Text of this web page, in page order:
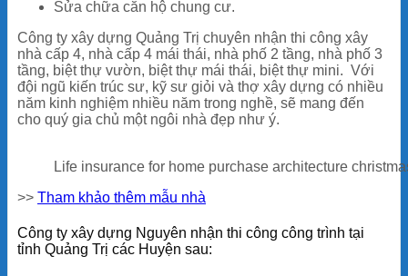
Sửa chữa căn hộ chung cư.
Công ty xây dựng Quảng Trị chuyên nhận thi công xây
nhà cấp 4, nhà cấp 4 mái thái, nhà phố 2 tầng, nhà phố 3
tầng, biệt thự vườn, biệt thự mái thái, biệt thự mini. Với
đội ngũ kiến trúc sư, kỹ sư giỏi và thợ xây dựng có nhiều
năm kinh nghiệm nhiều năm trong nghề, sẽ mang đến
cho quý gia chủ một ngôi nhà đẹp như ý.
Life insurance for home purchase architecture
>> Tham khảo thêm mẫu nhà
Công ty xây dựng Nguyên nhận thi công công trình tại
tỉnh Quảng Trị các Huyện sau: